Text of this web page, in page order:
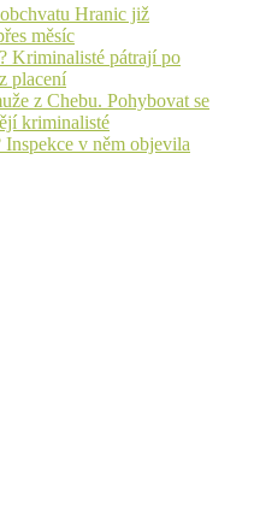
Hranic již
měsíc
Kriminalisté pátrají po
placení
z Chebu. Pohybovat se
kriminalisté
v něm objevila